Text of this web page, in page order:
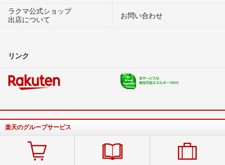
ラクマ公式ショップ
出店について
お問い合わせ
リンク
楽天のグループサービス